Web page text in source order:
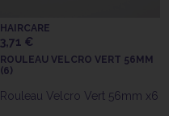
HAIRCARE
3,71 €
ROULEAU VELCRO VERT 56MM
(6)
Rouleau Velcro Vert 56mm x6